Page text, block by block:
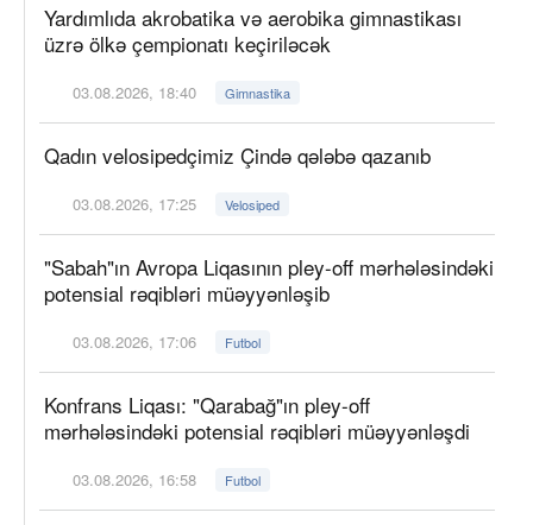
Yardımlıda akrobatika və aerobika gimnastikası
üzrə ölkə çempionatı keçiriləcək
03.08.2026, 18:40 Gimnastika
Qadın velosipedçimiz Çində qələbə qazanıb
03.08.2026, 17:25 Velosiped
"Sabah"ın Avropa Liqasının pley-off mərhələsindəki
potensial rəqibləri müəyyənləşib
03.08.2026, 17:06 Futbol
Konfrans Liqası: "Qarabağ"ın pley-off
mərhələsindəki potensial rəqibləri müəyyənləşdi
03.08.2026, 16:58 Futbol